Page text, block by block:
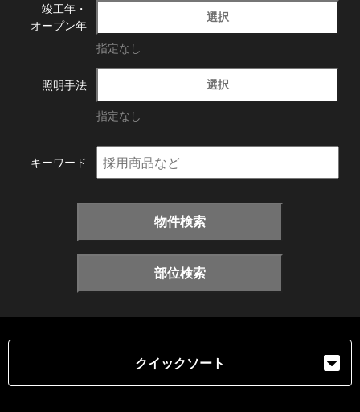
竣工年・
オープン年
選択
指定なし
照明手法 選択
指定なし
キーワード
物件検索
部位検索
クイックソート